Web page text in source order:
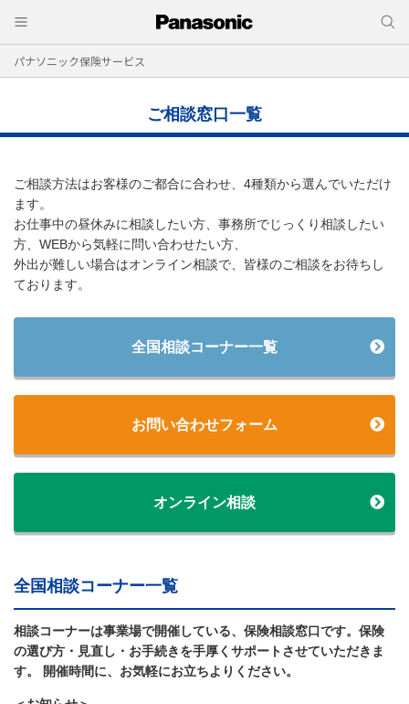
パナソニック保険サービス
ご相談窓口一覧
ご相談方法はお客様のご都合に合わせ、4種類から選んでいただけ
ます。
お仕事中の昼休みに相談したい方、事務所でじっくり相談したい
方、WEBから気軽に問い合わせたい方、
外出が難しい場合はオンライン相談で、皆様のご相談をお待ちし
ております。
全国相談コーナー一覧
お問い合わせフォーム
オンライン相談
全国相談コーナー一覧
相談コーナーは事業場で開催している、保険相談窓口です。保険
の選び方・見直し・お手続きを手厚くサポートさせていただきま
す。 開催時間に、お気軽にお立ちよりください。